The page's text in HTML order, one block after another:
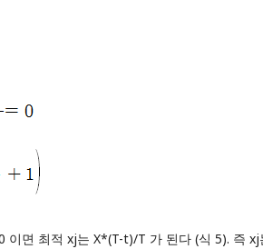
이면 최적 xj는 X*(T-t)/T 가 된다 (식 5). 즉